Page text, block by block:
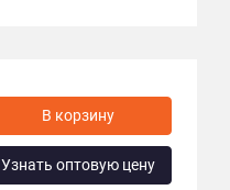
Узнать оптовую цену